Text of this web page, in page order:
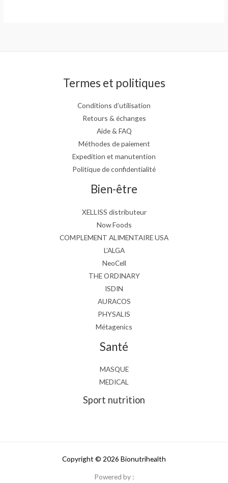
Termes et politiques
Conditions d’utilisation
Retours & échanges
Aide & FAQ
Méthodes de paiement
Expedition et manutention
Politique de confidentialité
Bien-être
XELLISS distributeur
Now Foods
COMPLEMENT ALIMENTAIRE USA
L’ALGA
NeoCell
THE ORDINARY
ISDIN
AURACOS
PHYSALIS
Métagenics
Santé
MASQUE
MEDICAL
Sport nutrition
Copyright © 2026 Bionutrihealth
Powered by :